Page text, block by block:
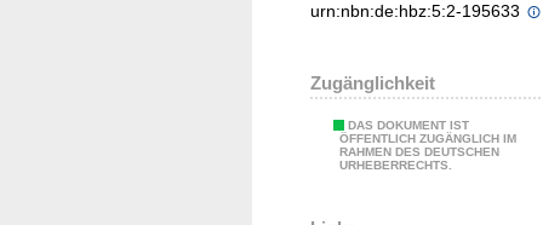
urn:nbn:de:hbz:5:2-195633
Zugänglichkeit
DAS DOKUMENT IST
ÖFFENTLICH ZUGÄNGLICH IM
RAHMEN DES DEUTSCHEN
URHEBERRECHTS.